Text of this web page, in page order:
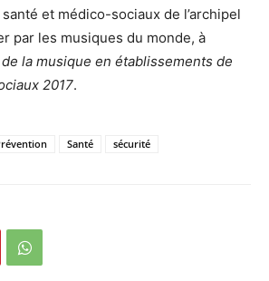
et médico-sociaux de l’archipel
par les musiques du monde, à
la musique en établissements de
2017.
Santé sécurité